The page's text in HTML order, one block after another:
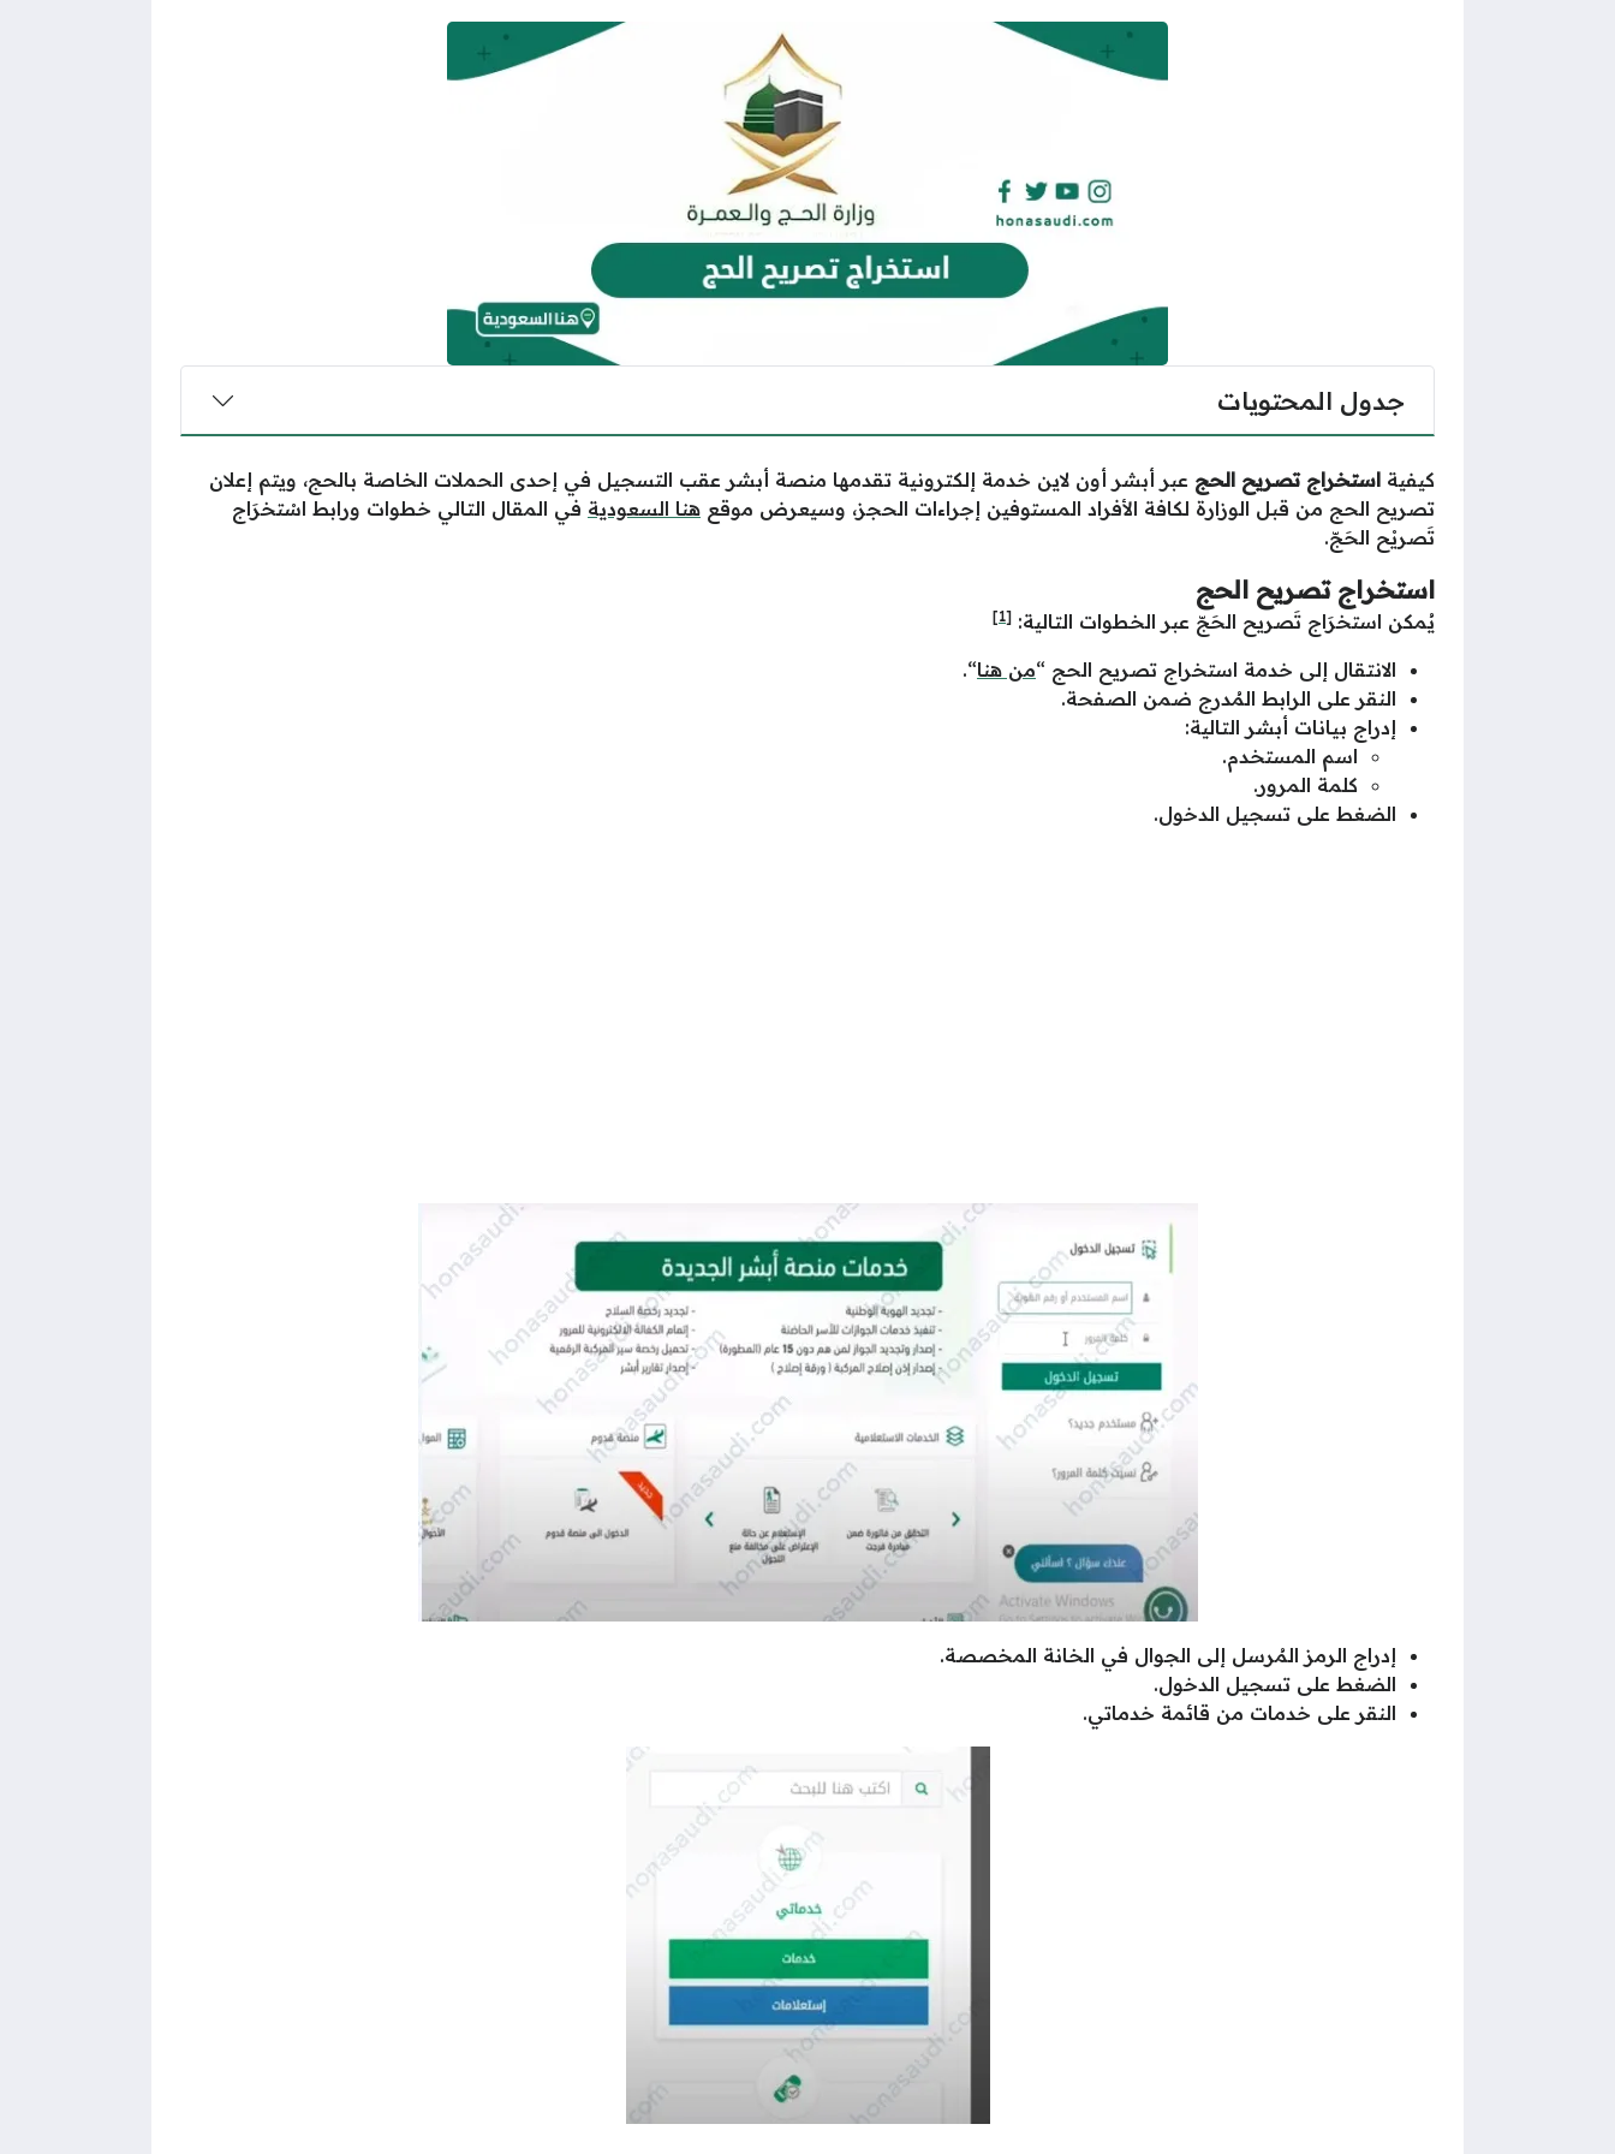
جدول المحتويات
كيفية استخراج تصريح الحج عبر أبشر أون لاين خدمة إلكترونية تقدمها منصة أبشر عقب التسجيل في إحدى الحملات الخاصة بالحج، ويتم إعلان
تصريح الحج من قبل الوزارة لكافة الأفراد المستوفين إجراءات الحجز، وسيعرض موقع هنا السعودية في المقال التالي خطوات ورابط اسْتخرَاج
تَصريْح الحَجّ.
استخراج تصريح الحج
يُمكن استخرَاج تَصريح الحَجّ عبر الخطوات التالية: [1]
الانتقال إلى خدمة استخراج تصريح الحج “من هنا“.
النقر على الرابط المُدرج ضمن الصفحة.
إدراج بيانات أبشر التالية:
اسم المستخدم.
كلمة المرور.
الضغط على تسجيل الدخول.
إدراج الرمز المُرسل إلى الجوال في الخانة المخصصة.
الضغط على تسجيل الدخول.
النقر على خدمات من قائمة خدماتي.